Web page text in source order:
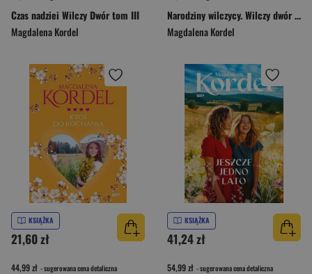
Czas nadziei Wilczy Dwór tom III
Magdalena Kordel
Narodziny wilczycy. Wilczy dwór tom II
Magdalena Kordel
KSIĄŻKA
21,60 zł
44,99 zł - sugerowana cena detaliczna
KSIĄŻKA
41,24 zł
54,99 zł - sugerowana cena detaliczna